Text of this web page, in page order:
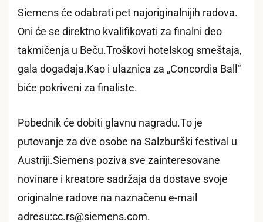
Siemens će odabrati pet najoriginalnijih radova.
Oni će se direktno kvalifikovati za finalni deo
takmičenja u Beču.Troškovi hotelskog smeštaja,
gala događaja.Kao i ulaznica za „Concordia Ball“
biće pokriveni za finaliste.
Pobednik će dobiti glavnu nagradu.To je
putovanje za dve osobe na Salzburški festival u
Austriji.Siemens poziva sve zainteresovane
novinare i kreatore sadržaja da dostave svoje
originalne radove na naznačenu e-mail
adresu:cc.rs@siemens.com.